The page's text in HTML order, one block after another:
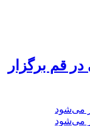
قم برگزار